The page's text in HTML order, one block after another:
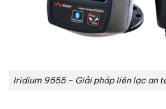
Iridium 9555 – Giải pháp liên lạc an